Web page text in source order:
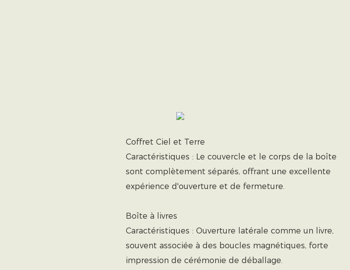
Coffret Ciel et Terre
Caractéristiques : Le couvercle et le corps de la boîte
sont complètement séparés, offrant une excellente
expérience d'ouverture et de fermeture.
Boîte à livres
Caractéristiques : Ouverture latérale comme un livre,
souvent associée à des boucles magnétiques, forte
impression de cérémonie de déballage.